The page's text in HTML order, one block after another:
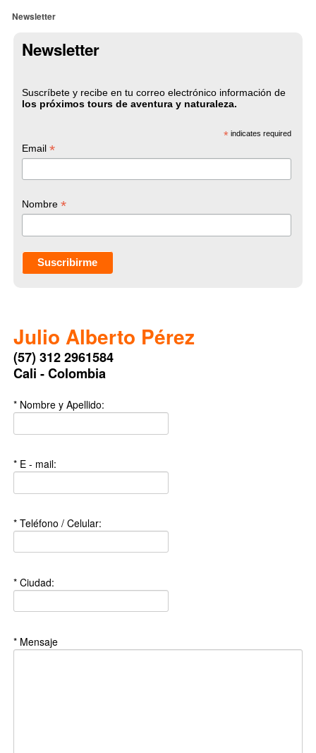
Newsletter
Newsletter
Suscríbete y recibe en tu correo electrónico información de
los próximos tours de aventura y naturaleza.
* indicates required
Email*
Nombre*
Julio Alberto Pérez
(57) 312 2961584
Cali - Colombia
* Nombre y Apellido:
* E - mail:
* Teléfono / Celular:
* Ciudad:
* Mensaje